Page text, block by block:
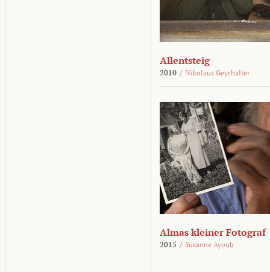
Allentsteig
2010 / Nikolaus Geyrhalter
Almas kleiner Fotograf
2015 / Susanne Ayoub